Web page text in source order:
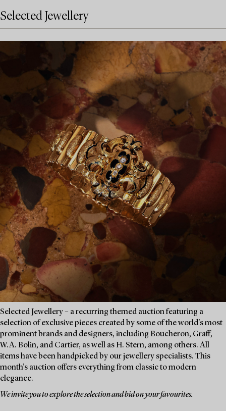
Selected Jewellery
Selected Jewellery – a recurring themed auction featuring a
selection of exclusive pieces created by some of the world's most
prominent brands and designers, including Boucheron, Graff,
W.A. Bolin, and Cartier, as well as H. Stern, among others. All
items have been handpicked by our jewellery specialists. This
month's auction offers everything from classic to modern
elegance.
We invite you to explore the selection and bid on your favourites.